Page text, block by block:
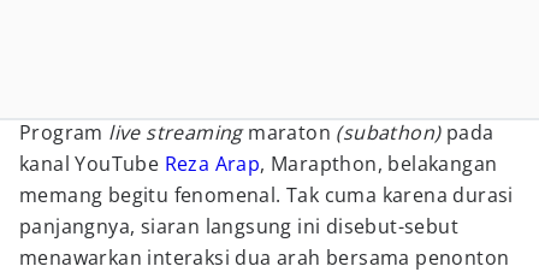
Program live streamingmaraton (subathon) pada
kanal YouTube Reza Arap, Marapthon, belakangan
memang begitu fenomenal. Tak cuma karena durasi
panjangnya, siaran langsung ini disebut-sebut
menawarkan interaksi dua arah bersama penonton